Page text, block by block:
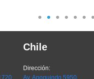
Chile
Dirección:
Av. Apoquindo 5950,